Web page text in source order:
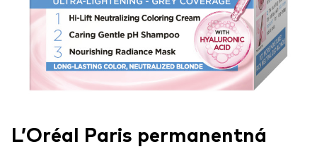
L’Oréal Paris permanentná